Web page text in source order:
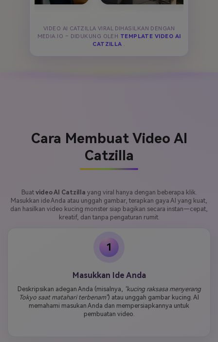
VIDEO AI CATZILLA VIRAL DIHASILKAN DENGAN
MEDIA.IO – DIDUKUNG OLEH TEMPLATE VIDEO AI
CATZILLA .
Cara Membuat Video AI
Catzilla
Buat video AI Catzilla yang viral hanya dengan beberapa klik.
Masukkan ide Anda atau unggah gambar, terapkan gaya AI yang kuat,
dan hasilkan video kucing monster siap bagikan secara instan—cepat,
kreatif, dan tanpa pengaturan rumit.
1
Masukkan Ide Anda
Deskripsikan adegan Anda (misalnya,
"kucing raksasa menyerang
Tokyo saat matahari terbenam") atau unggah gambar kucing. AI
memahami masukan Anda dan mempersiapkannya untuk
pembuatan video.